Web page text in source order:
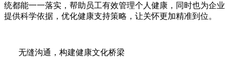
统都能一一落实，帮助员工有效管理个人健康，同时也为企业
提供科学依据，优化健康支持策略，让关怀更加精准到位。
无缝沟通，构建健康文化桥梁